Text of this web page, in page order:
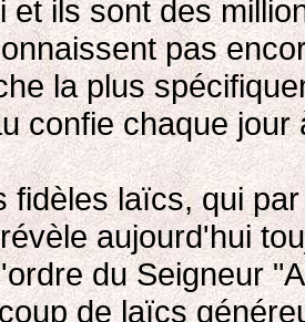
et ils sont des
pas
la plus
confie chaque jour
fidèles laïcs, qui
aujourd'hui
du Seigneur
de laïcs